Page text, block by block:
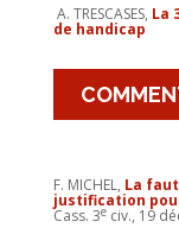
A. TRESCASES, La
de handicap
F. MICHEL, La
justification
Cass. 3eciv., 19